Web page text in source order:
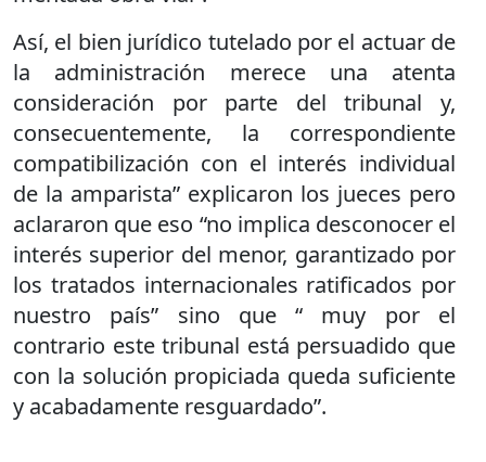
Así, el bien jurídico tutelado por el actuar de
la administración merece una atenta
consideración por parte del tribunal y,
consecuentemente, la correspondiente
compatibilización con el interés individual
de la amparista” explicaron los jueces pero
aclararon que eso “no implica desconocer el
interés superior del menor, garantizado por
los tratados internacionales ratificados por
nuestro país” sino que “ muy por el
contrario este tribunal está persuadido que
con la solución propiciada queda suficiente
y acabadamente resguardado”.